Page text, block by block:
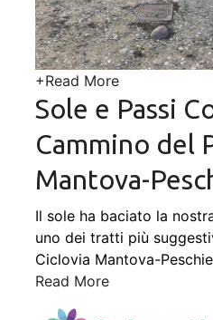
+Read More
Sole e Passi
Cammino del
Mantova-
Il sole ha baciato la
uno dei tratti più
Ciclovia Mantova-
Read More